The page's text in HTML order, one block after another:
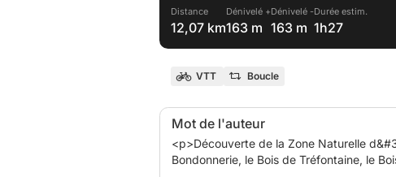
Distance
12,07 km
Dénivelé +
163 m
Dénivelé -
163 m
Durée estim.
1h27
VTT Boucle
Mot de l'auteur
<p>Découverte de la Zone Naturelle
Bondonnerie, le Bois de Tréfontaine, le